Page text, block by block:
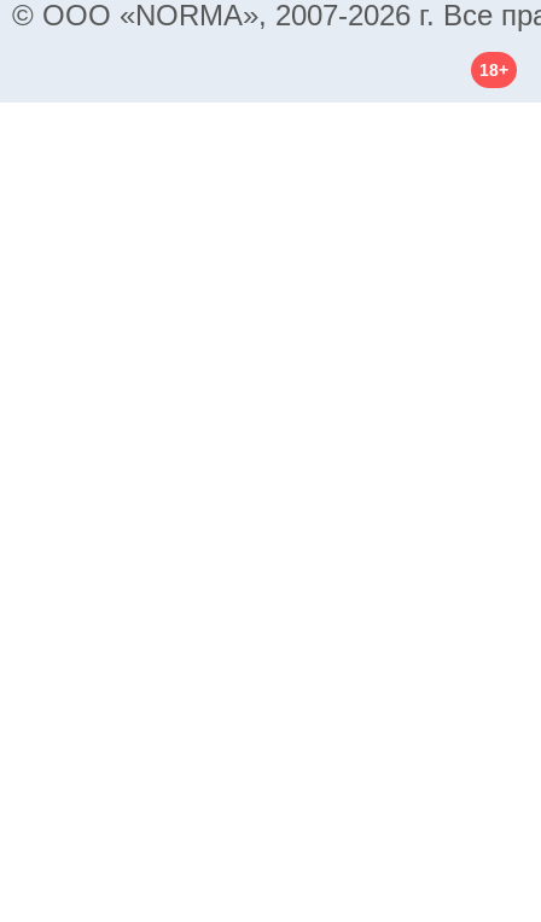
© ООО «NORMA», 2007-2026 г. Все
18+